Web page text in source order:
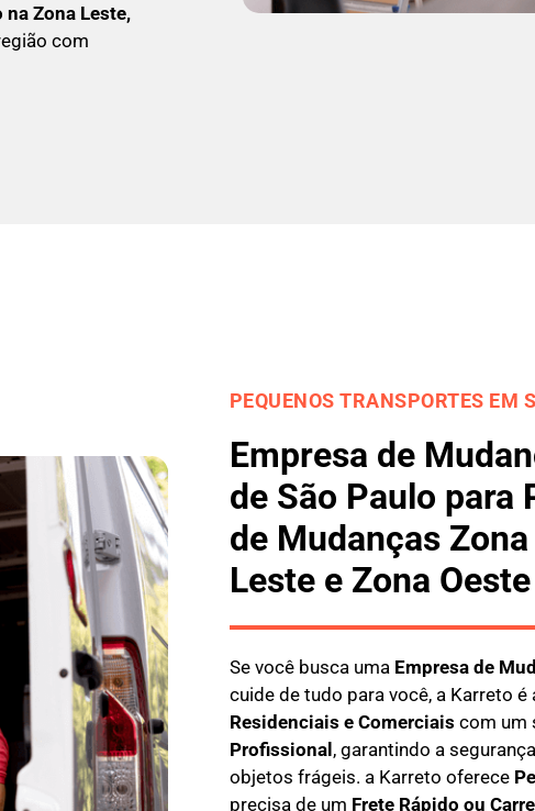
na Zona Leste,
com
PEQUENOS TRANSPORTES EM
Empresa de
de São Paulo para
de Mudanças
Leste e Zona
Se você busca umaEmpresa de
cuide de tudo para você, a Karreto é
Residenciais e Comerciais com um
Profissional , garantindo a
objetos frágeis. a Karreto oferece
precisa de um Frete Rápido ou